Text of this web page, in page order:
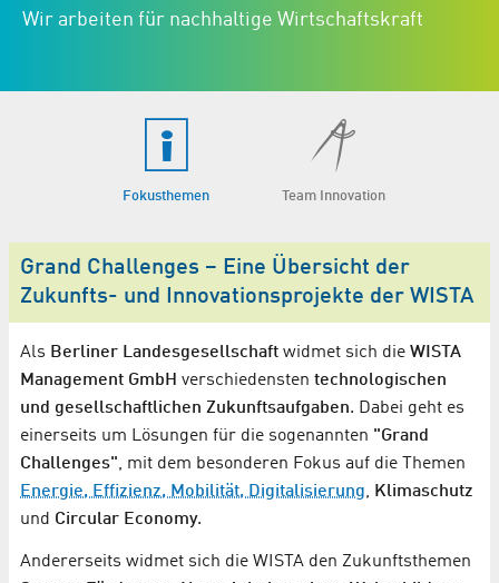
Wir arbeiten für nachhaltige Wirtschaftskraft
Fokusthemen Team Innovation
Grand Challenges – Eine Übersicht der
Zukunfts- und Innovationsprojekte der WISTA
Als Berliner Landesgesellschaft widmet sich die WISTA
Management GmbH verschiedensten technologischen
und gesellschaftlichen Zukunftsaufgaben. Dabei geht es
einerseits um Lösungen für die sogenannten "Grand
Challenges", mit dem besonderen Fokus auf die Themen
Energie, Effizienz, Mobilität, Digitalisierung, Klimaschutz
und Circular Economy.
Andererseits widmet sich die WISTA den Zukunftsthemen